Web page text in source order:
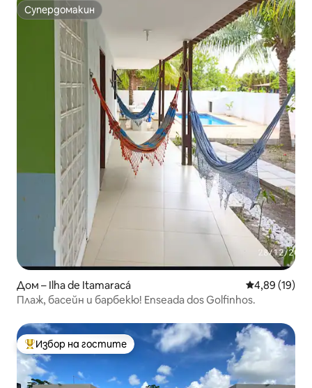
Супердомакин
Супердомакин
Дом – Ilha de Itamaracá Средна
4,89 (19)
Плаж, басейн и барбекю! Enseada dos Golfinhos.
Най-популярен избор на гостите
Избор на гостите